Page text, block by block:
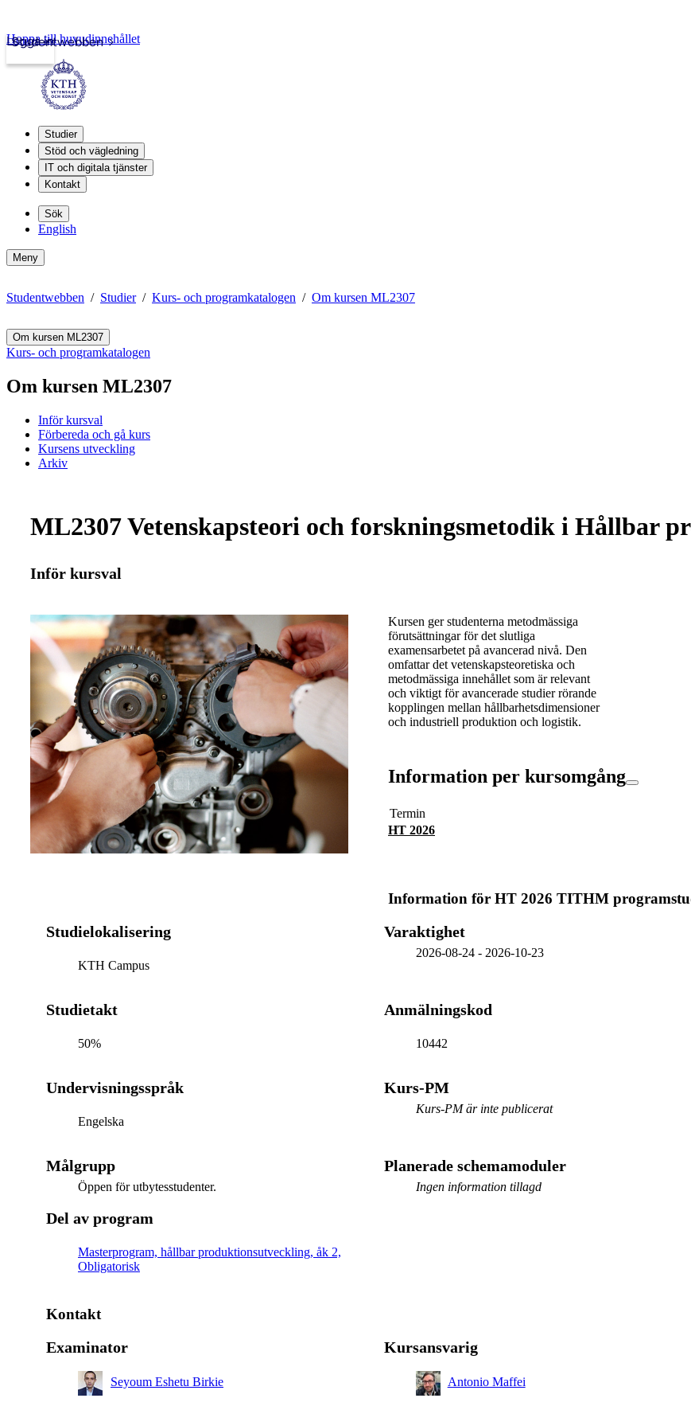
Studentwebben
Logga in
Hoppa till huvudinnehållet
Studier
Stöd och vägledning
IT och digitala tjänster
Kontakt
Sök
English
Meny
Studentwebben Studier Kurs- och programkatalogen Om kursen ML2307
Om kursen ML2307
Kurs- och programkatalogen
Om kursen ML2307
Inför kursval
Förbereda och gå kurs
Kursens utveckling
Arkiv
ML2307 Vetenskapsteori och forskningsmetodik i Hållbar
Inför kursval
Kursen ger studenterna metodmässiga
förutsättningar för det slutliga
examensarbetet på avancerad nivå. Den
omfattar det vetenskapsteoretiska och
metodmässiga innehållet som är relevant
och viktigt för avancerade studier rörande
kopplingen mellan hållbarhetsdimensioner
och industriell produktion och logistik.
Information per kursomgång
Termin
HT 2026
Information för HT 2026 TITHM
Studielokalisering
KTH Campus
Varaktighet
2026-08-24- 2026-10-23
Studietakt
50%
Anmälningskod
10442
Undervisningsspråk
Engelska
Kurs-PM
Kurs-PM är inte publicerat
Målgrupp
Öppen för utbytesstudenter.
Planerade schemamoduler
Ingen information tillagd
Del av program
Masterprogram, hållbar produktionsutveckling, åk 2,
Obligatorisk
Kontakt
Examinator
Seyoum Eshetu Birkie
Kursansvarig
Antonio Maffei